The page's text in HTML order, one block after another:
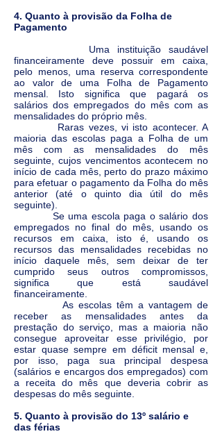
4. Quanto à provisão da Folha de
Pagamento
Uma instituição saudável
financeiramente deve possuir em caixa,
pelo menos, uma reserva correspondente
ao valor de uma Folha de Pagamento
mensal. Isto significa que pagará os
salários dos empregados do mês com as
mensalidades do próprio mês.
Raras vezes, vi isto acontecer. A
maioria das escolas paga a Folha de um
mês com as mensalidades do mês
seguinte, cujos vencimentos acontecem no
início de cada mês, perto do prazo máximo
para efetuar o pagamento da Folha do mês
anterior (até o quinto dia útil do mês
seguinte).
Se uma escola paga o salário dos
empregados no final do mês, usando os
recursos em caixa, isto é, usando os
recursos das mensalidades recebidas no
início daquele mês, sem deixar de ter
cumprido seus outros compromissos,
significa que está saudável
financeiramente.
As escolas têm a vantagem de
receber as mensalidades antes da
prestação do serviço, mas a maioria não
consegue aproveitar esse privilégio, por
estar quase sempre em déficit mensal e,
por isso, paga sua principal despesa
(salários e encargos dos empregados) com
a receita do mês que deveria cobrir as
despesas do mês seguinte.
5. Quanto à provisão do 13º salário e
das férias